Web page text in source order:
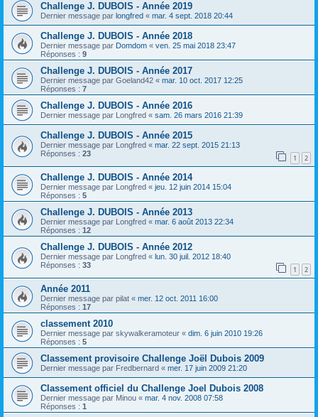
Challenge J. DUBOIS - Année 2019
Dernier message par longfred « mar. 4 sept. 2018 20:44
Challenge J. DUBOIS - Année 2018
Dernier message par Domdom « ven. 25 mai 2018 23:47
Réponses : 9
Challenge J. DUBOIS - Année 2017
Dernier message par Goeland42 « mar. 10 oct. 2017 12:25
Réponses : 7
Challenge J. DUBOIS - Année 2016
Dernier message par Longfred « sam. 26 mars 2016 21:39
Challenge J. DUBOIS - Année 2015
Dernier message par Longfred « mar. 22 sept. 2015 21:13
Réponses : 23 1 2
Challenge J. DUBOIS - Année 2014
Dernier message par Longfred « jeu. 12 juin 2014 15:04
Réponses : 5
Challenge J. DUBOIS - Année 2013
Dernier message par Longfred « mar. 6 août 2013 22:34
Réponses : 12
Challenge J. DUBOIS - Année 2012
Dernier message par Longfred « lun. 30 juil. 2012 18:40
Réponses : 33 1 2
Année 2011
Dernier message par pilat « mer. 12 oct. 2011 16:00
Réponses : 17
classement 2010
Dernier message par skywalkeramoteur « dim. 6 juin 2010 19:26
Réponses : 5
Classement provisoire Challenge Joël Dubois 2009
Dernier message par Fredbernard « mer. 17 juin 2009 21:20
Classement officiel du Challenge Joel Dubois 2008
Dernier message par Minou « mar. 4 nov. 2008 07:58
Réponses : 1